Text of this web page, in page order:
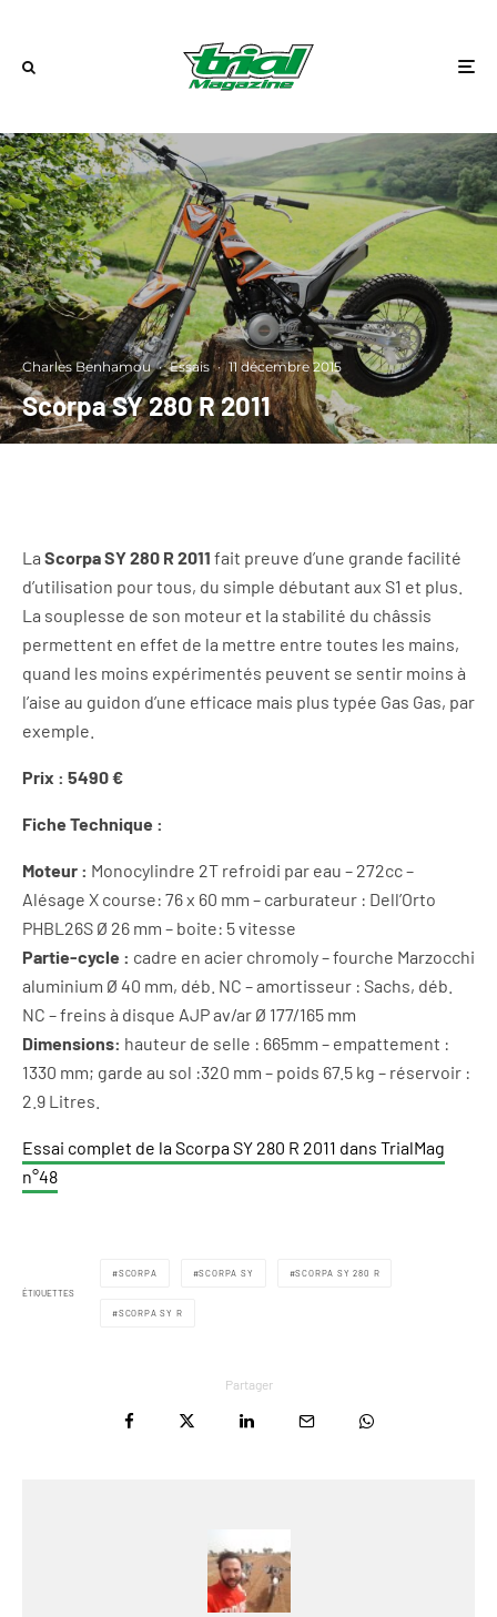
Charles Benhamou · Essais · 11 décembre 2015
Scorpa SY 280 R 2011
La Scorpa SY 280 R 2011 fait preuve d’une grande facilité
d’utilisation pour tous, du simple débutant aux S1 et plus.
La souplesse de son moteur et la stabilité du châssis
permettent en effet de la mettre entre toutes les mains,
quand les moins expérimentés peuvent se sentir moins à
l’aise au guidon d’une efficace mais plus typée Gas Gas, par
exemple.
Prix : 5490 €
Fiche Technique :
Moteur : Monocylindre 2T refroidi par eau – 272cc –
Alésage X course: 76 x 60 mm – carburateur : Dell’Orto
PHBL26S Ø 26 mm – boite: 5 vitesse
Partie-cycle : cadre en acier chromoly – fourche Marzocchi
aluminium Ø 40 mm, déb. NC – amortisseur : Sachs, déb.
NC – freins à disque AJP av/ar Ø 177/165 mm
Dimensions: hauteur de selle : 665mm – empattement :
1330 mm; garde au sol :320 mm – poids 67.5 kg – réservoir :
2.9 Litres.
Essai complet de la Scorpa SY 280 R 2011 dans TrialMag
n°48
ÉTIQUETTES
SCORPA SCORPA SY SCORPA SY 280 R
SCORPA SY R
Partager